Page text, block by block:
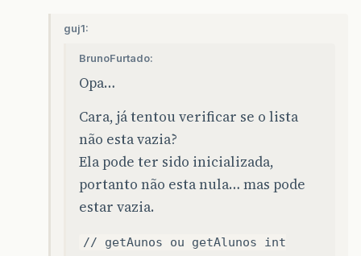
guj1:
BrunoFurtado:
Opa…
Cara, já tentou verificar se o lista
não esta vazia?
Ela pode ter sido inicializada,
portanto não esta nula… mas pode
estar vazia.
// getAunos ou getAlunos int